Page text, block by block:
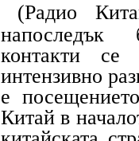
(Радио
напоследък
контакти
интензивно
е
Китай в